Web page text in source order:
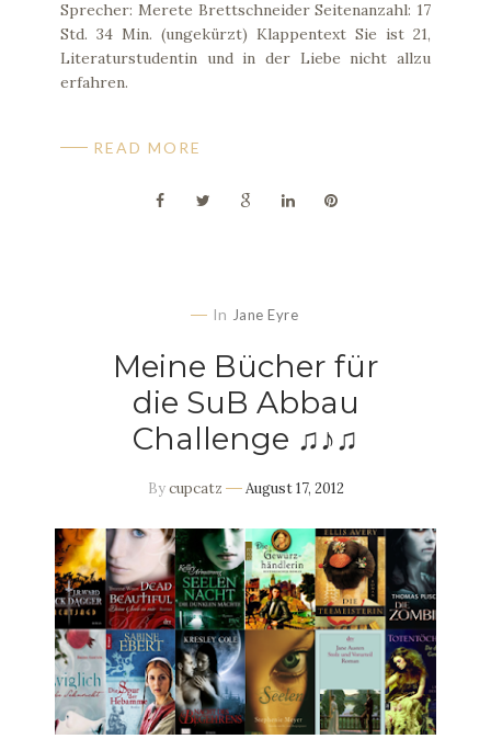
Sprecher: Merete Brettschneider Seitenanzahl: 17
Std. 34 Min. (ungekürzt) Klappentext Sie ist 21,
Literaturstudentin und in der Liebe nicht allzu
erfahren.
READ MORE
In Jane Eyre
Meine Bücher für
die SuB Abbau
Challenge ♫♪♫
Bycupcatz August 17, 2012